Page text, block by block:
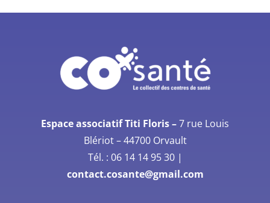
Espace associatif Titi Floris –7 rue Louis
Blériot –44700 Orvault
Tél. : 06 14 14 95 30|
contact.cosante@gmail.com